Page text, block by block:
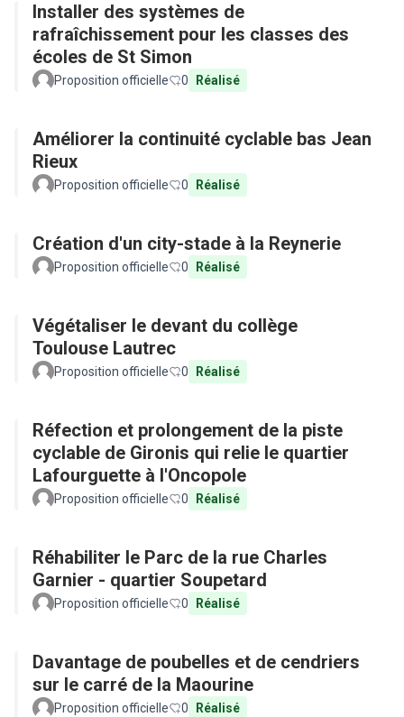
Installer des systèmes de
rafraîchissement pour les classes des
écoles de St Simon
Proposition officielle 0 Réalisé
Améliorer la continuité cyclable bas Jean
Rieux
Proposition officielle 0 Réalisé
Création d'un city-stade à la Reynerie
Proposition officielle 0 Réalisé
Végétaliser le devant du collège
Toulouse Lautrec
Proposition officielle 0 Réalisé
Réfection et prolongement de la piste
cyclable de Gironis qui relie le quartier
Lafourguette à l'Oncopole
Proposition officielle 0 Réalisé
Réhabiliter le Parc de la rue Charles
Garnier - quartier Soupetard
Proposition officielle 0 Réalisé
Davantage de poubelles et de cendriers
sur le carré de la Maourine
Proposition officielle 0 Réalisé